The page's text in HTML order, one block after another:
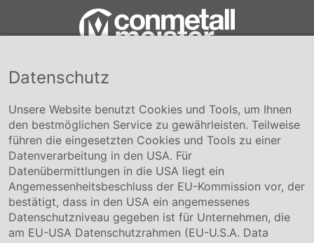
Conmetall Meister GmbH
+49 5141-180
info@conmetallmeister.de
www.conmetallmeister.de
Unternehmen
Über uns
Compliance
Hinweisgebersystem
Karriere
Datenschutz
Unsere Website benutzt Cookies und Tools, um Ihnen
den bestmöglichen Service zu gewährleisten. Teilweise
führen die eingesetzten Cookies und Tools zu einer
Datenverarbeitung in den USA. Für
Datenübermittlungen in die USA liegt ein
Angemessenheitsbeschluss der EU-Kommission vor, der
bestätigt, dass in den USA ein angemessenes
Datenschutzniveau gegeben ist für Unternehmen, die
am EU-USA Datenschutzrahmen (EU-U.S.A. Data